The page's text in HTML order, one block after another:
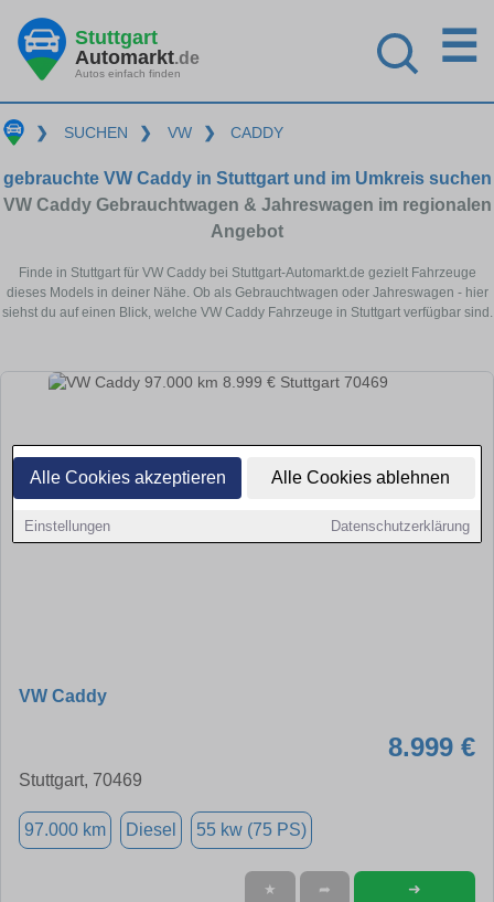
Alle Cookies akzeptieren Alle Cookies ablehnen
Einstellungen Datenschutzerklärung
Stuttgart
Automarkt.de
Autos einfach finden
☰
❯ SUCHEN ❯ VW ❯ CADDY
gebrauchte VW Caddy in Stuttgart und im Umkreis suchen
VW Caddy Gebrauchtwagen & Jahreswagen im regionalen
Angebot
Finde in Stuttgart für VW Caddy bei Stuttgart-Automarkt.de gezielt Fahrzeuge
dieses Models in deiner Nähe. Ob als Gebrauchtwagen oder Jahreswagen - hier
siehst du auf einen Blick, welche VW Caddy Fahrzeuge in Stuttgart verfügbar sind.
VW Caddy
8.999 €
Stuttgart, 70469
97.000 km Diesel 55 kw (75 PS)
★ ➦ ➜